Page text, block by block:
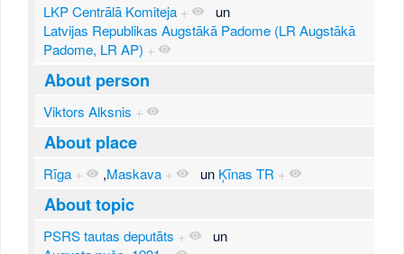
LKP Centrālā Komiteja +
un
Latvijas Republikas Augstākā Padome (LR Augstākā
Padome, LR AP) +
About person
Viktors Alksnis +
About place
Rīga + ,Maskava + un Ķīnas TR +
About topic
PSRS tautas deputāts +
un